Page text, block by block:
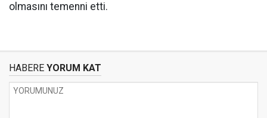
olmasını temenni etti.
HABERE YORUM KAT